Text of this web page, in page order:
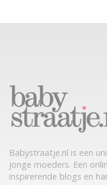
Babystraatje.nl is een
jonge moeders. Een
inspirerende blogs en